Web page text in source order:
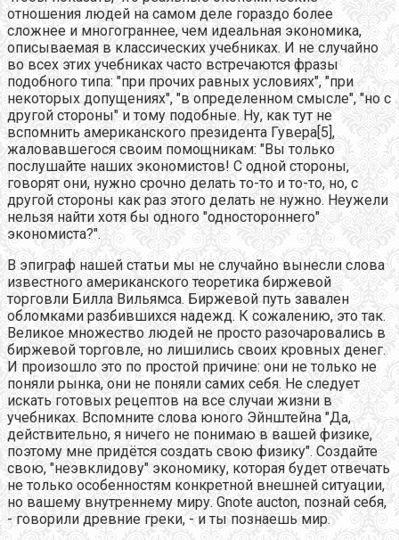
отношения людей на самом деле гораздо более
сложнее и многограннее, чем идеальная экономика,
описываемая в классических учебниках. И не случайно
во всех этих учебниках часто встречаются фразы
подобного типа: "при прочих равных условиях", "при
некоторых допущениях", "в определенном смысле", "но с
другой стороны" и тому подобные. Ну, как тут не
вспомнить американского президента Гувера[5],
жаловавшегося своим помощникам: "Вы только
послушайте наших экономистов! С одной стороны,
говорят они, нужно срочно делать то-то и то-то, но, с
другой стороны как раз этого делать не нужно. Неужели
нельзя найти хотя бы одного "одностороннего"
экономиста?".
В эпиграф нашей статьи мы не случайно вынесли слова
известного американского теоретика биржевой
торговли Билла Вильямса. Биржевой путь завален
обломками разбившихся надежд. К сожалению, это так.
Великое множество людей не просто разочаровались в
биржевой торговле, но лишились своих кровных денег.
И произошло это по простой причине: они не только не
поняли рынка, они не поняли самих себя. Не следует
искать готовых рецептов на все случаи жизни в
учебниках. Вспомните слова юного Эйнштейна "Да,
действительно, я ничего не понимаю в вашей физике,
поэтому мне придётся создать свою физику". Создайте
свою, "неэвклидову" экономику, которая будет отвечать
не только особенностям конкретной внешней ситуации,
но вашему внутреннему миру. Gnote aucton, познай себя,
- говорили древние греки, - и ты познаешь мир.